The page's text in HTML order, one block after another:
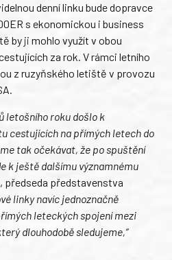
denní linku bude dopravce
s ekonomickou i business
by ji mohlo využít v obou
za rok. V rámci letního
z ruzyňského letiště v provozu
letošního roku došlo k
cestujících na přímých letech do
tak očekávat, že po spuštění
k ještě dalšímu významnému
předseda představenstva
linky navíc jednoznačně
leteckých spojení mezi
dlouhodobě sledujeme,“